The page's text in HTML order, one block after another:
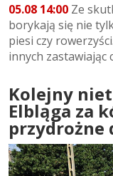
05.08 14:00 Ze
borykają się nie
piesi czy
innych zastawiając
Kolejny
Elbląga za
przydrożne